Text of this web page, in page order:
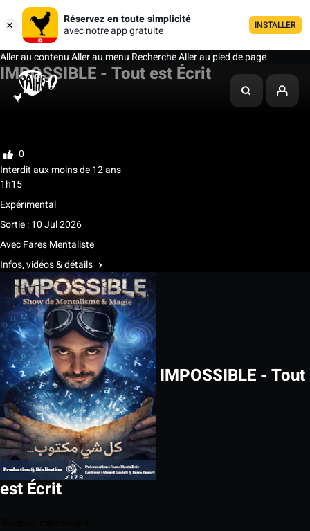
Réservez en toute simplicité
avec notre app gratuite
INSTALLER
Aller au contenuAller au menu RechercheAller au pied de page
IMPOSSIBLE - Tout est Écrit
Ma liste
0
Interdit aux moins de 12 ans
1h15
Expérimental
Sortie : 10 Jul 2026
AvecFares Mentaliste
Infos, vidéos & détails
IMPOSSIBLE - Tout
est Écrit